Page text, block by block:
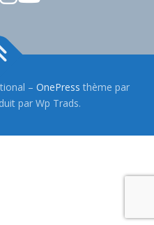
– OnePress thème par
par Wp Trads.